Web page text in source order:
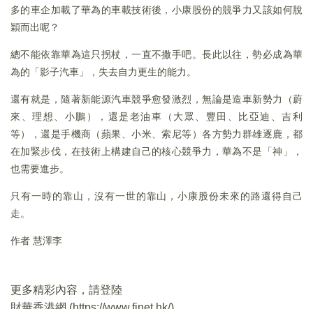
多的車企加載了華為的車載技術後，小康股份的競爭力又該如何脫
穎而出呢？
總不能依靠華為這只拐杖，一直不撒手吧。長此以往，勢必成為華
為的「影子汽車」，失去自力更生的能力。
還有就是，隨著新能源汽車競爭愈發激烈，無論是造車新勢力（蔚
來、理想、小鵬），還是老油車（大眾、豐田、比亞迪、吉利
等），還是手機商（蘋果、小米、索尼等）各方勢力群雄逐鹿，都
在加緊步伐，在技術上構建自己的核心競爭力，華為不是「神」，
也需要進步。
只有一時的靠山，沒有一世的靠山，小康股份未來的路還得自己
走。
作者 慧澤李
更多精彩內容，請登陸